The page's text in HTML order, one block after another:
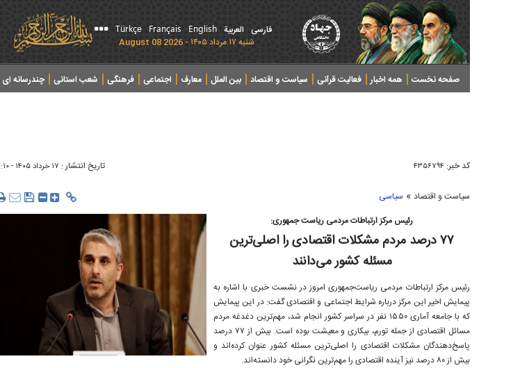
فارسی العربیة English
Français
Türkçe
شنبه ۱۷ مرداد ۱۴۰۵ - 2026 August 08
صفحه نخست همه اخبار فعالیت قرآنی سیاست و اقتصاد بین الملل معارف اجتماعی فرهنگی شعب استانی چندرسانه ای
کد خبر: ۴۳۵۶۷۹۴ تاریخ انتشار : ۱۷ خرداد ۱۴۰۵ - ۱۴:۱۰
سیاست و اقتصاد » سیاسی
رئیس مرکز ارتباطات مردمی ریاست جمهوری:
۷۷ درصد مردم مشکلات اقتصادی را اصلی‌ترین
مسئله کشور می‌دانند
رئیس مرکز ارتباطات مردمی ریاست‌جمهوری امروز در نشست خبری با اشاره به
پیمایش اخیر این مرکز درباره شرایط اجتماعی و اقتصادی گفت: در این پیمایش
که با جامعه آماری ۱۵۵۰ نفر در سراسر کشور انجام شد، مهم‌ترین دغدغه مردم
مسائل اقتصادی از جمله تورم، بیکاری و معیشت بوده است. بیش از ۷۷ درصد
پاسخ‌دهندگان مشکلات اقتصادی را اصلی‌ترین مسئله کشور عنوان کرده‌اند و
بیش از ۸۰ درصد نیز آینده اقتصادی را مهم‌ترین نگرانی خود دانسته‌اند.